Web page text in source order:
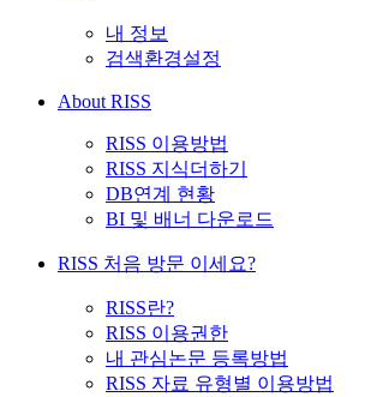
내 정보
검색환경설정
About RISS
RISS 이용방법
RISS 지식더하기
DB연계 현황
BI 및 배너 다운로드
RISS 처음 방문 이세요?
RISS란?
RISS 이용권한
내 관심논문 등록방법
RISS 자료 유형별 이용방법